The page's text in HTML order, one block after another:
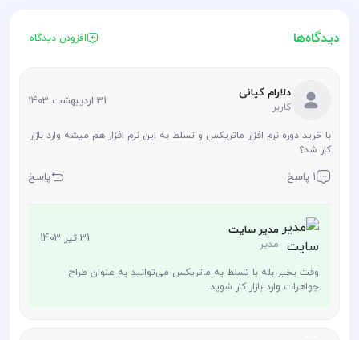
دیدگاه‌ها افزودن دیدگاه
دلارام کیانی
کاربر 31 اردیبهشت 1403
با خرید دوره نرم افزار ماتریکس و تسلط به این نرم افزار هم میشه وارد بازار
کار شد؟
1 پاسخ پاسخ
مدیر سایت
مدیر 31 تیر 1403
وقت بخیر بله با تسلط به ماتریکس می‌توانید به عنوان طراح
جواهرات وارد بازار کار شوید.